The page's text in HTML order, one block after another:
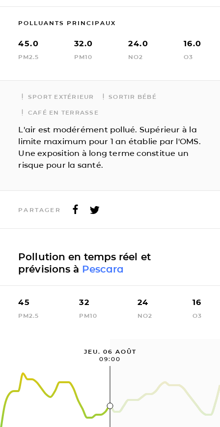
POLLUANTS PRINCIPAUX
45.0
PM2.5
32.0
PM10
24.0
NO2
16.0
O3
SPORT EXTÉRIEUR SORTIR BÉBÉ
CAFÉ EN TERRASSE
L'air est modérément pollué. Supérieur à la
limite maximum pour 1 an établie par l'OMS.
Une exposition à long terme constitue un
risque pour la santé.
PARTAGER
Pollution en temps réel et
prévisions à Pescara
45
PM2.5
32
PM10
24
NO2
16
O3
JEU. 06 AOÛT
09:00